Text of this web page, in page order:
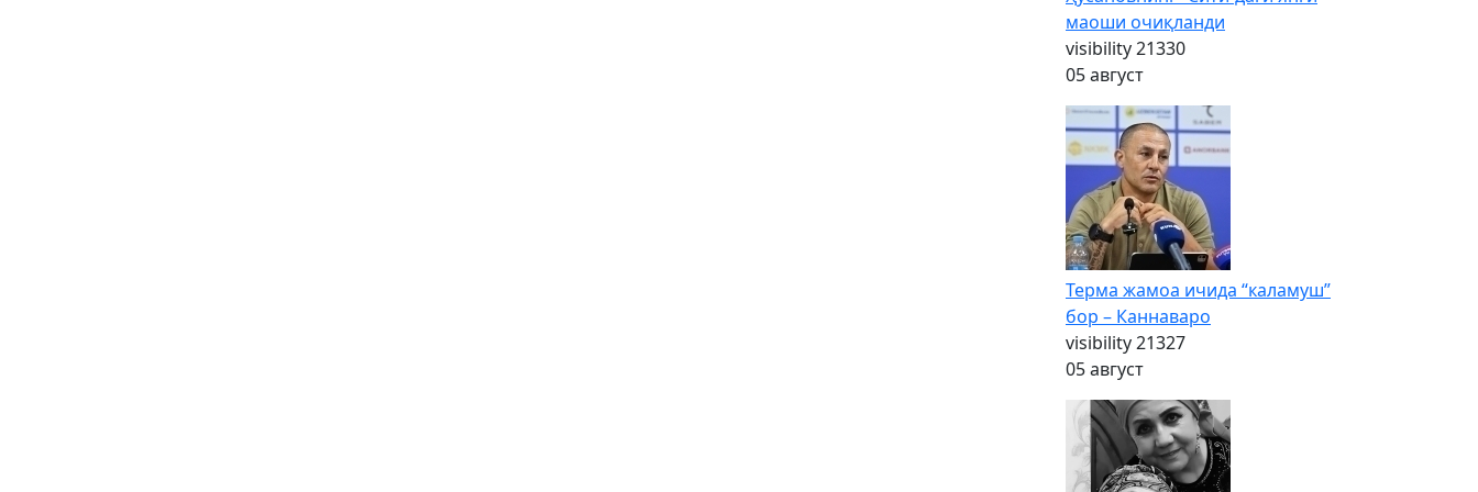
маоши очиқланди
visibility21330
05 август
Терма жамоа ичида “каламуш”
бор – Каннаваро
visibility21327
05 август